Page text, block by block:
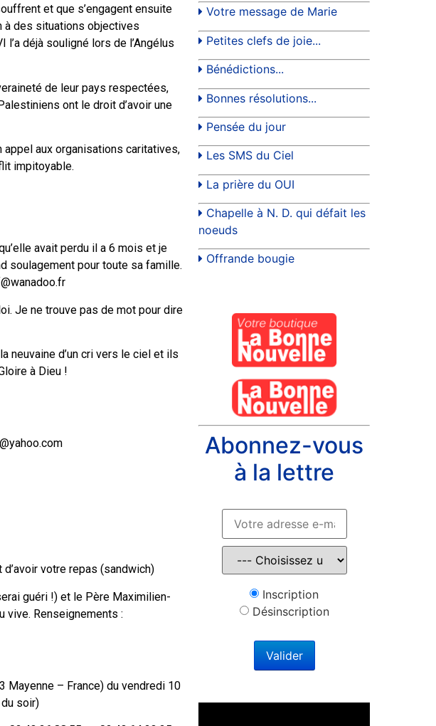
et que s’engagent ensuite
à des situations objectives
déjà souligné lors de l’Angélus
de leur pays respectées,
ont le droit d’avoir une
appel aux organisations caritatives,
impitoyable.
avait perdu il a 6 mois et je
soulagement pour toute sa famille.
Je ne trouve pas de mot pour dire
neuvaine d’un cri vers le ciel et ils
à Dieu !
votre repas (sandwich)
guéri !) et le Père Maximilien-
vive. Renseignements :
Mayenne – France) du vendredi 10
soir)
Votre message de Marie
Petites clefs de joie...
Bénédictions...
Bonnes résolutions...
Pensée du jour
Les SMS du Ciel
La prière du OUI
Chapelle à N. D. qui défait les
noeuds
Offrande bougie
Abonnez-vous
à la lettre
Inscription
Désinscription